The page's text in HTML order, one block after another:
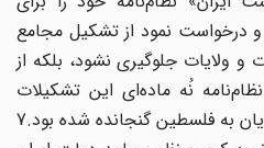
و درخواست نمود از تشکیل مجامع
جلوگیری نشود، بلکه از
نُه ماده‌ای این تشکیلات
زمینه سازی برای مهاجرت یهودیان به فلسطین گنجانده شده بود.7